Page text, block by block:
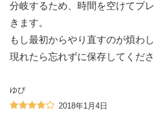
分岐するため、時間を空けてプ
きます。
もし最初からやり直すのが煩わ
現れたら忘れずに保存してくださ
ゆぴ
2018年1月4日